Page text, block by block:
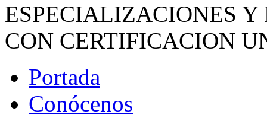
ESPECIALIZACIONES
CON CERTIFICACION
Portada
Conócenos